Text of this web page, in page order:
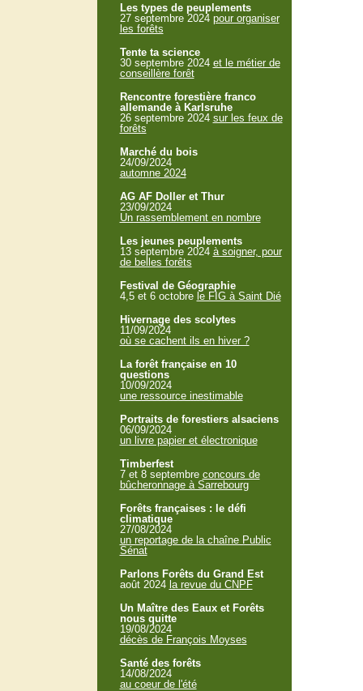
Les types de peuplements
27 septembre 2024 pour organiser
les forêts
Tente ta science
30 septembre 2024 et le métier de
conseillère forêt
Rencontre forestière franco
allemande à Karlsruhe
26 septembre 2024 sur les feux de
forêts
Marché du bois
24/09/2024
automne 2024
AG AF Doller et Thur
23/09/2024
Un rassemblement en nombre
Les jeunes peuplements
13 septembre 2024 à soigner, pour
de belles forêts
Festival de Géographie
4,5 et 6 octobre le FIG à Saint Dié
Hivernage des scolytes
11/09/2024
où se cachent ils en hiver ?
La forêt française en 10
questions
10/09/2024
une ressource inestimable
Portraits de forestiers alsaciens
06/09/2024
un livre papier et électronique
Timberfest
7 et 8 septembre concours de
bûcheronnage à Sarrebourg
Forêts françaises : le défi
climatique
27/08/2024
un reportage de la chaîne Public
Sénat
Parlons Forêts du Grand Est
août 2024 la revue du CNPF
Un Maître des Eaux et Forêts
nous quitte
19/08/2024
décès de François Moyses
Santé des forêts
14/08/2024
au coeur de l'été